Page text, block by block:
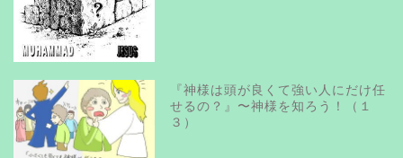
『神様は頭が良くて強い人にだけ任
せるの？』〜神様を知ろう！（１
３）